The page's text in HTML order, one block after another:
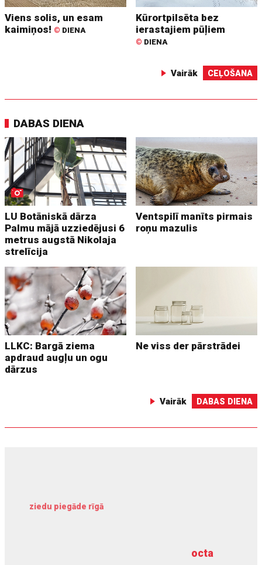
Viens solis, un esam
kaimiņos! © DIENA
Kūrortpilsēta bez
ierastajiem pūļiem
© DIENA
Vairāk CEĻOŠANA
DABAS DIENA
LU Botāniskā dārza
Palmu mājā uzziedējusi 6
metrus augstā Nikolaja
strelīcija
Ventspilī manīts pirmais
roņu mazulis
LLKC: Bargā ziema
apdraud augļu un ogu
dārzus
Ne viss der pārstrādei
Vairāk DABAS DIENA
octa
ziedu piegāde rīgā
dziļurbums